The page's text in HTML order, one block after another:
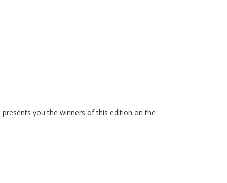
presents you the winners of this edition on the